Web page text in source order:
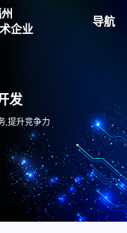
企业
导航
发
,提升竞争力